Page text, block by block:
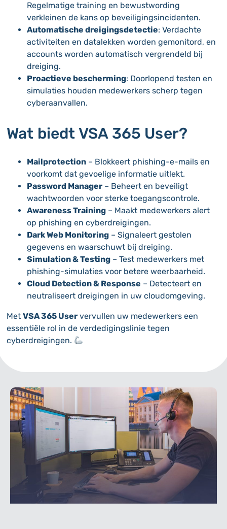
Regelmatige training en bewustwording
verkleinen de kans op beveiligingsincidenten.
Automatische dreigingsdetectie: Verdachte
activiteiten en datalekken worden gemonitord, en
accounts worden automatisch vergrendeld bij
dreiging.
Proactieve bescherming: Doorlopend testen en
simulaties houden medewerkers scherp tegen
cyberaanvallen.
Wat biedt VSA 365 User?
Mailprotection – Blokkeert phishing-e-mails en
voorkomt dat gevoelige informatie uitlekt.
Password Manager – Beheert en beveiligt
wachtwoorden voor sterke toegangscontrole.
Awareness Training – Maakt medewerkers alert
op phishing en cyberdreigingen.
Dark Web Monitoring – Signaleert gestolen
gegevens en waarschuwt bij dreiging.
Simulation & Testing – Test medewerkers met
phishing-simulaties voor betere weerbaarheid.
Cloud Detection & Response – Detecteert en
neutraliseert dreigingen in uw cloudomgeving.
Met VSA 365 User vervullen uw medewerkers een
essentiële rol in de verdedigingslinie tegen
cyberdreigingen.